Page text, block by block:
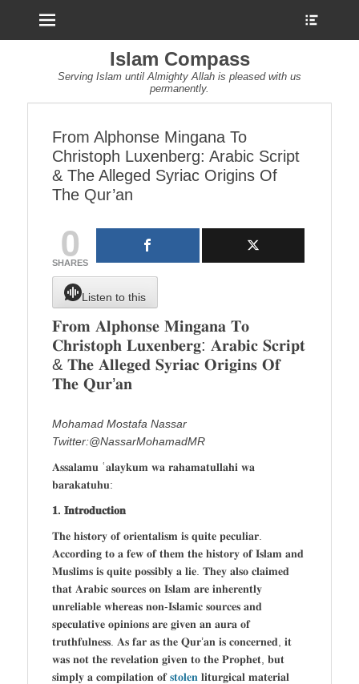
Islam Compass
Serving Islam until Almighty Allah is pleased with us
permanently.
From Alphonse Mingana To
Christoph Luxenberg: Arabic Script
& The Alleged Syriac Origins Of
The Qur’an
0
SHARES
Listen to this
𝐅𝐫𝐨𝐦 𝐀𝐥𝐩𝐡𝐨𝐧𝐬𝐞 𝐌𝐢𝐧𝐠𝐚𝐧𝐚 𝐓𝐨
𝐂𝐡𝐫𝐢𝐬𝐭𝐨𝐩𝐡 𝐋𝐮𝐱𝐞𝐧𝐛𝐞𝐫𝐠: 𝐀𝐫𝐚𝐛𝐢𝐜 𝐒𝐜𝐫𝐢𝐩𝐭
& 𝐓𝐡𝐞 𝐀𝐥𝐥𝐞𝐠𝐞𝐝 𝐒𝐲𝐫𝐢𝐚𝐜 𝐎𝐫𝐢𝐠𝐢𝐧𝐬 𝐎𝐟
𝐓𝐡𝐞 𝐐𝐮𝐫’𝐚𝐧
Mohamad Mostafa Nassar
Twitter:@NassarMohamadMR
𝐀𝐬𝐬𝐚𝐥𝐚𝐦𝐮 ʿ𝐚𝐥𝐚𝐲𝐤𝐮𝐦 𝐰𝐚 𝐫𝐚𝐡𝐚𝐦𝐚𝐭𝐮𝐥𝐥𝐚𝐡𝐢 𝐰𝐚
𝐛𝐚𝐫𝐚𝐤𝐚𝐭𝐮𝐡𝐮:
𝟏. 𝐈𝐧𝐭𝐫𝐨𝐝𝐮𝐜𝐭𝐢𝐨𝐧
𝐓𝐡𝐞 𝐡𝐢𝐬𝐭𝐨𝐫𝐲 𝐨𝐟 𝐨𝐫𝐢𝐞𝐧𝐭𝐚𝐥𝐢𝐬𝐦 𝐢𝐬 𝐪𝐮𝐢𝐭𝐞 𝐩𝐞𝐜𝐮𝐥𝐢𝐚𝐫.
𝐀𝐜𝐜𝐨𝐫𝐝𝐢𝐧𝐠 𝐭𝐨 𝐚 𝐟𝐞𝐰 𝐨𝐟 𝐭𝐡𝐞𝐦 𝐭𝐡𝐞 𝐡𝐢𝐬𝐭𝐨𝐫𝐲 𝐨𝐟 𝐈𝐬𝐥𝐚𝐦 𝐚𝐧𝐝
𝐌𝐮𝐬𝐥𝐢𝐦𝐬 𝐢𝐬 𝐪𝐮𝐢𝐭𝐞 𝐩𝐨𝐬𝐬𝐢𝐛𝐥𝐲 𝐚 𝐥𝐢𝐞. 𝐓𝐡𝐞𝐲 𝐚𝐥𝐬𝐨 𝐜𝐥𝐚𝐢𝐦𝐞𝐝
𝐭𝐡𝐚𝐭 𝐀𝐫𝐚𝐛𝐢𝐜 𝐬𝐨𝐮𝐫𝐜𝐞𝐬 𝐨𝐧 𝐈𝐬𝐥𝐚𝐦 𝐚𝐫𝐞 𝐢𝐧𝐡𝐞𝐫𝐞𝐧𝐭𝐥𝐲
𝐮𝐧𝐫𝐞𝐥𝐢𝐚𝐛𝐥𝐞 𝐰𝐡𝐞𝐫𝐞𝐚𝐬 𝐧𝐨𝐧-𝐈𝐬𝐥𝐚𝐦𝐢𝐜 𝐬𝐨𝐮𝐫𝐜𝐞𝐬 𝐚𝐧𝐝
𝐬𝐩𝐞𝐜𝐮𝐥𝐚𝐭𝐢𝐯𝐞 𝐨𝐩𝐢𝐧𝐢𝐨𝐧𝐬 𝐚𝐫𝐞 𝐠𝐢𝐯𝐞𝐧 𝐚𝐧 𝐚𝐮𝐫𝐚 𝐨𝐟
𝐭𝐫𝐮𝐭𝐡𝐟𝐮𝐥𝐧𝐞𝐬𝐬. 𝐀𝐬 𝐟𝐚𝐫 𝐚𝐬 𝐭𝐡𝐞 𝐐𝐮𝐫’𝐚𝐧 𝐢𝐬 𝐜𝐨𝐧𝐜𝐞𝐫𝐧𝐞𝐝, 𝐢𝐭
𝐰𝐚𝐬 𝐧𝐨𝐭 𝐭𝐡𝐞 𝐫𝐞𝐯𝐞𝐥𝐚𝐭𝐢𝐨𝐧 𝐠𝐢𝐯𝐞𝐧 𝐭𝐨 𝐭𝐡𝐞 𝐏𝐫𝐨𝐩𝐡𝐞𝐭, 𝐛𝐮𝐭
𝐬𝐢𝐦𝐩𝐥𝐲 𝐚 𝐜𝐨𝐦𝐩𝐢𝐥𝐚𝐭𝐢𝐨𝐧 𝐨𝐟𝐬𝐭𝐨𝐥𝐞𝐧 𝐥𝐢𝐭𝐮𝐫𝐠𝐢𝐜𝐚𝐥 𝐦𝐚𝐭𝐞𝐫𝐢𝐚𝐥